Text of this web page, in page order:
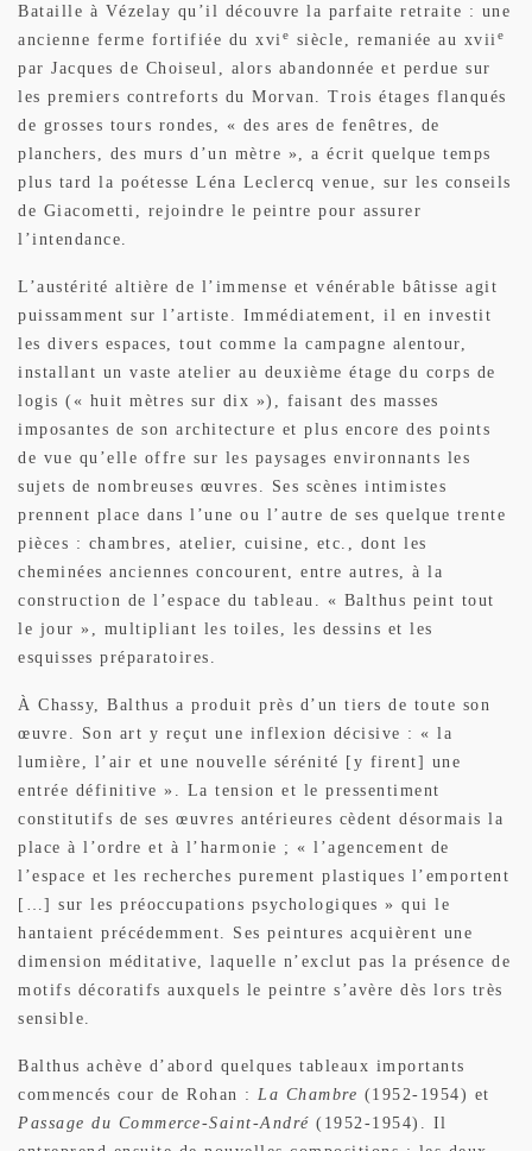
Bataille à Vézelay qu’il découvre la parfaite retraite : une
ancienne ferme fortifiée du xvie siècle, remaniée au xviie
par Jacques de Choiseul, alors abandonnée et perdue sur
les premiers contreforts du Morvan. Trois étages flanqués
de grosses tours rondes, « des ares de fenêtres, de
planchers, des murs d’un mètre », a écrit quelque temps
plus tard la poétesse Léna Leclercq venue, sur les conseils
de Giacometti, rejoindre le peintre pour assurer
l’intendance.
L’austérité altière de l’immense et vénérable bâtisse agit
puissamment sur l’artiste. Immédiatement, il en investit
les divers espaces, tout comme la campagne alentour,
installant un vaste atelier au deuxième étage du corps de
logis (« huit mètres sur dix »), faisant des masses
imposantes de son architecture et plus encore des points
de vue qu’elle offre sur les paysages environnants les
sujets de nombreuses œuvres. Ses scènes intimistes
prennent place dans l’une ou l’autre de ses quelque trente
pièces : chambres, atelier, cuisine, etc., dont les
cheminées anciennes concourent, entre autres, à la
construction de l’espace du tableau. « Balthus peint tout
le jour », multipliant les toiles, les dessins et les
esquisses préparatoires.
À Chassy, Balthus a produit près d’un tiers de toute son
œuvre. Son art y reçut une inflexion décisive : « la
lumière, l’air et une nouvelle sérénité [y firent] une
entrée définitive ». La tension et le pressentiment
constitutifs de ses œuvres antérieures cèdent désormais la
place à l’ordre et à l’harmonie ; « l’agencement de
l’espace et les recherches purement plastiques l’emportent
[…] sur les préoccupations psychologiques » qui le
hantaient précédemment. Ses peintures acquièrent une
dimension méditative, laquelle n’exclut pas la présence de
motifs décoratifs auxquels le peintre s’avère dès lors très
sensible.
Balthus achève d’abord quelques tableaux importants
commencés cour de Rohan : La Chambre (1952-1954) et
Passage du Commerce-Saint-André (1952-1954). Il